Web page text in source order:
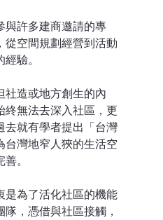
與許多建商邀請的專
從空間規劃經營到活動
驗。
社造或地方創生的內
終無法去深入社區，更
去就有學者提出「台灣
台灣地窄人狹的生活空
。
是為了活化社區的機能
，憑借與社區接觸，